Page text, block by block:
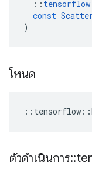
:: tensorflow
const
)
โหนด
:: tensorflow ::
ตัวดำเนินการ::